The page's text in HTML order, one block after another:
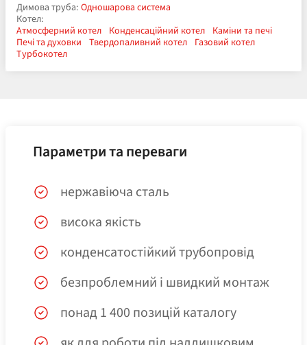
Димова труба: Одношарова система
Котел:
Атмосферний котел Конденсаційний котел Каміни та печі
Печі та духовки Твердопаливний котел Газовий котел
Турбокотел
Параметри та переваги
нержавіюча сталь
висока якість
конденсатостійкий трубопровід
безпроблемний і швидкий монтаж
понад 1 400 позицій каталогу